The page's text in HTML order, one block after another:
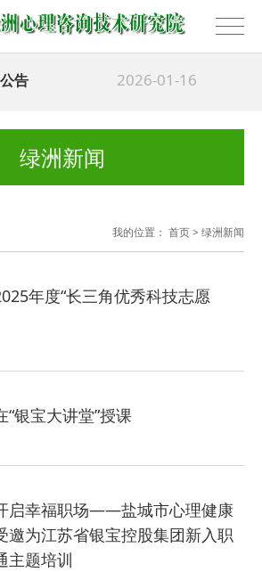
告 2026-01-16
址迁移公告 2025-02-09
绿洲新闻
我的位置： 首页> 绿洲新闻
年度“长三角优秀科技志愿
银宝大讲堂”授课
启幸福职场——盐城市心理健康
邀为江苏省银宝控股集团新入职
主题培训